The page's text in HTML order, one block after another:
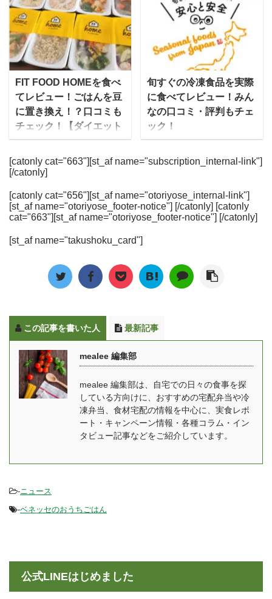
した3名のメンバーと共
に生・濃縮のこうじあま
ざけ専門ブランド
「Amazake Lab.」を展
開しています。 また、個
人では麹士として発酵食
品づくりのワークショッ
プや、発酵食 ...
ル」とは？ RIZAPの管理
栄養士の阿部さんに答え
ていただいた mealee 今
回はインタビューに応じ
ていただきましてありが
とうございます。 阿部：
商品部商品開発の阿部と
申します。RIZAPの管理
栄養士として、R ...
ーンスプーン）は、毎月
定額で自分に必要な野菜
がスムージーやスープと
言った形で自宅に届くサ
ービスです。 ゆいこ多く
のメディアに掲載され、
oggiやSTORY、VERY、
ViViなど人気女性誌に取
り上げられています。 食
学調味料などの食品添加
物を一切使用していない
ので安全性が高く、何よ
り栄養素を損なわないよ
うに食材ひとつひとつを
瞬間冷凍されており、出
いうのが魅力です。
GREEN SPOONの特徴
とることができる完全栄
養食。中でも、Huelは、
2020年1月にシリーズ累
計1億食を突破し、誕生
から5年で完全栄養食の
世界No.1ブランドに成長
したグローバルリーダー
だ。 今回、Huelの共同
創業者であるジュリア
機会を得たので、Huel社
ョン、日本市場への展開
について詳しく伺った。
Julian Hearn(ジュリア
業後にウェイトローズ ...
FIT FOOD HOMEを食べ
てレビュー！ごはんを豆
に置き換え！？口コミも
チェック！【ダイエット
◎】
FIT FOOD HOME（フィ
ットフードホーム）は、
食事を提供してくれる宅
食サービス。 普段の食卓
もちろん、ダイエットし
識した人向けのメニュ
ー、女性の健康に着目し
を取り扱っています。 こ
だわりの詰まったFIT
FOOD HOMEの商品は、
一流シェフと専属の管理
栄養士がメニュー開発か
ら調理まで担当し、ジャ
ンルも和洋中をはじめ季
節限定メニューなどを用
意！ 飽きのこないメニュ
ットコースを始め女性に
旬すぐの冷凍食品を実際
に食べてレビュー！みん
なの口コミ・評判もチェ
ック！
会社ファンデリーが運営
「旬すぐ」とも呼ばれて
います。 信頼の置ける生
ですぐに届けてくれるサ
ービスとなっています。
は、管理栄養士が監修し
の時に仕入れた旬の食材
を使って食事を作るた
め、同じメニューは二度
とないと言われていま
全国の旬の食材を味わえ
[catonly cat="663"][st_af name="subscription_internal-link"]
[/catonly]
[catonly cat="656"][st_af name="otoriyose_internal-link"]
[st_af name="otoriyose_footer-notice"] [/catonly] [catonly
cat="663"][st_af name="otoriyose_footer-notice"] [/catonly]
[st_af name="takushoku_card"]
この記事を書いた人 最新記事
mealee 編集部
mealee 編集部は、自宅での日々の食事を探
している方向けに、おすすめの宅配弁当や冷
凍弁当、食材宅配の情報を中心に、実食レポ
ート・キャンペーン情報・各種コラム・イン
タビュー記事などをご紹介しています。
-ニュース
-ベネッセのおうちごはん
公式LINEはじめました